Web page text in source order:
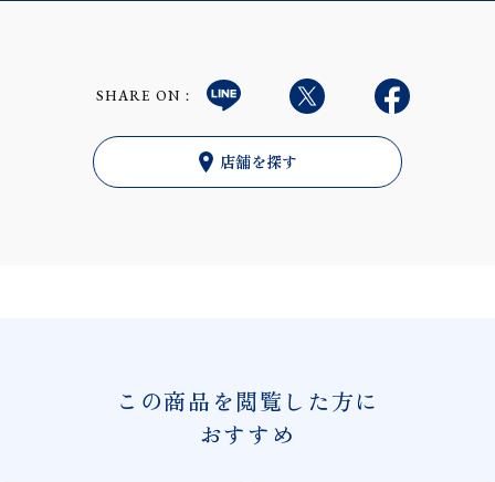
SHARE ON：
店舗を探す
この商品を閲覧した方に
おすすめ